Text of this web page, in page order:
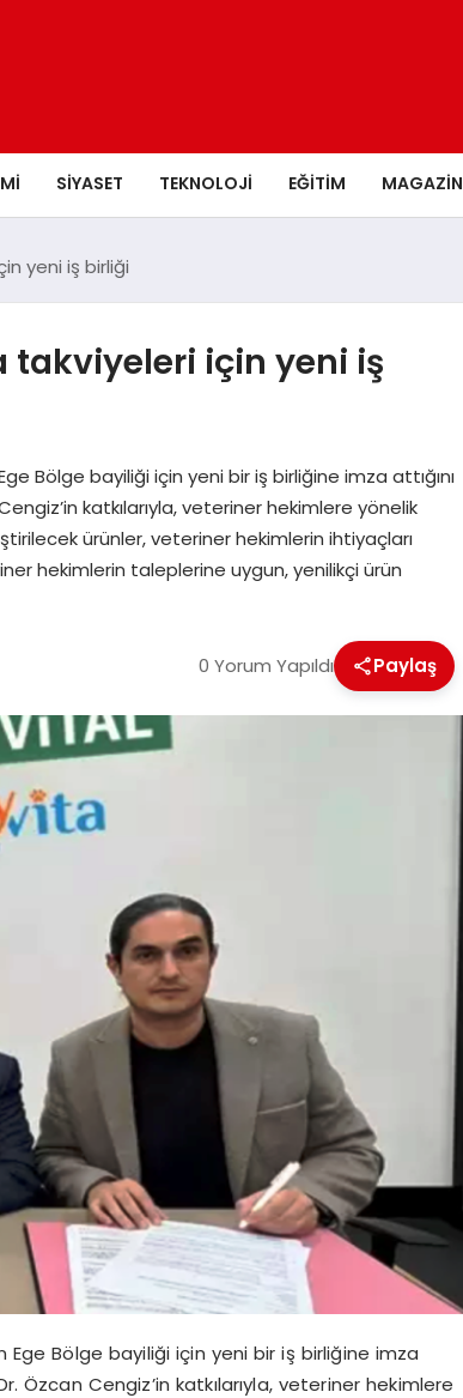
SIYASET TEKNOLOJI EĞITIM MAGAZIN
yeni iş birliği
takviyeleri için yeni iş
Bölge bayiliği için yeni bir iş birliğine imza attığını
katkılarıyla, veteriner hekimlere yönelik
ürünler, veteriner hekimlerin ihtiyaçları
hekimlerin taleplerine uygun, yenilikçi ürün
0 Yorum Yapıldı Paylaş
Ege Bölge bayiliği için yeni bir iş birliğine imza
Özcan Cengiz’in katkılarıyla, veteriner hekimlere